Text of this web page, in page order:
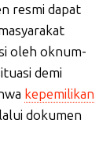
resmi dapat
oleh oknum-
demi
kepemilikan
dokumen